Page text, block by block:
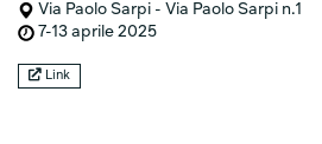
Via Paolo Sarpi - Via Paolo Sarpi n.1
7-13 aprile 2025
Link